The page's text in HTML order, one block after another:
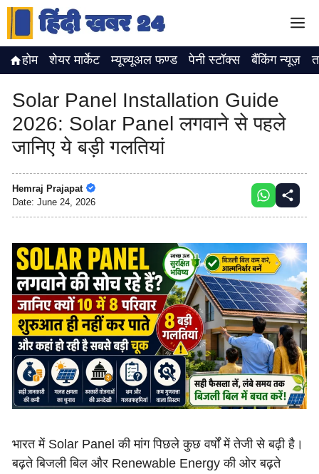
Skip
content
होम शेयर मार्केट म्यूच्यूअल फण्ड पेनी स्टॉक्स बैंकिंग न्यूज़
Solar Panel Installation Guide
2026: Solar Panel लगवाने से पहले
जानिए ये बड़ी गलतियां
Hemraj Prajapat
Date: June 24, 2026
भारत में Solar Panel की मांग पिछले कुछ वर्षों में तेजी से बढ़ी है।
बढ़ते बिजली बिल और Renewable Energy की ओर बढ़ते